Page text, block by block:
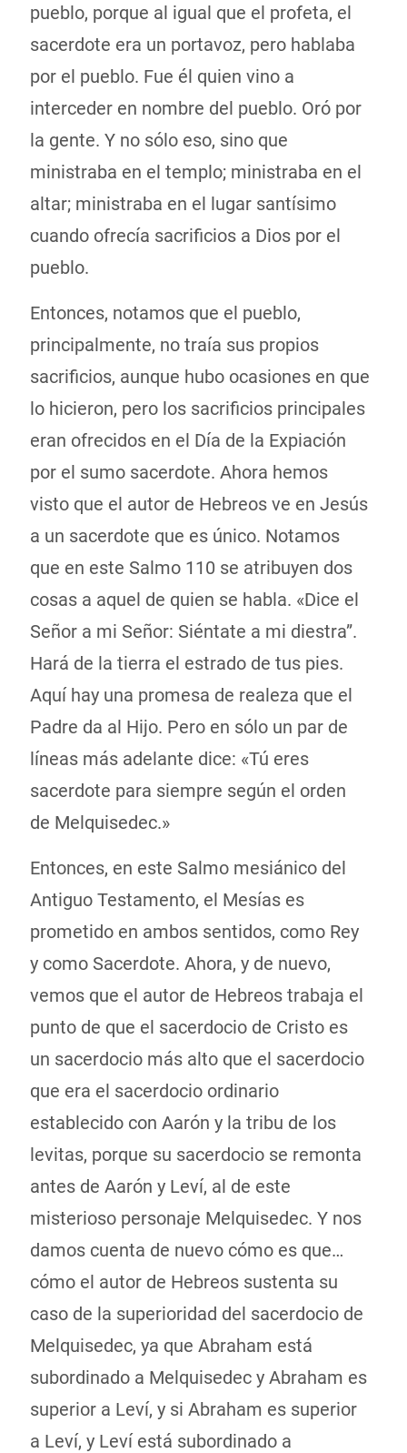
pueblo, porque al igual que el profeta, el
sacerdote era un portavoz, pero hablaba
por el pueblo. Fue él quien vino a
interceder en nombre del pueblo. Oró por
la gente. Y no sólo eso, sino que
ministraba en el templo; ministraba en el
altar; ministraba en el lugar santísimo
cuando ofrecía sacrificios a Dios por el
pueblo.
Entonces, notamos que el pueblo,
principalmente, no traía sus propios
sacrificios, aunque hubo ocasiones en que
lo hicieron, pero los sacrificios principales
eran ofrecidos en el Día de la Expiación
por el sumo sacerdote. Ahora hemos
visto que el autor de Hebreos ve en Jesús
a un sacerdote que es único. Notamos
que en este Salmo 110 se atribuyen dos
cosas a aquel de quien se habla. «Dice el
Señor a mi Señor: Siéntate a mi diestra”.
Hará de la tierra el estrado de tus pies.
Aquí hay una promesa de realeza que el
Padre da al Hijo. Pero en sólo un par de
líneas más adelante dice: «Tú eres
sacerdote para siempre según el orden
de Melquisedec.»
Entonces, en este Salmo mesiánico del
Antiguo Testamento, el Mesías es
prometido en ambos sentidos, como Rey
y como Sacerdote. Ahora, y de nuevo,
vemos que el autor de Hebreos trabaja el
punto de que el sacerdocio de Cristo es
un sacerdocio más alto que el sacerdocio
que era el sacerdocio ordinario
establecido con Aarón y la tribu de los
levitas, porque su sacerdocio se remonta
antes de Aarón y Leví, al de este
misterioso personaje Melquisedec. Y nos
damos cuenta de nuevo cómo es que…
cómo el autor de Hebreos sustenta su
caso de la superioridad del sacerdocio de
Melquisedec, ya que Abraham está
subordinado a Melquisedec y Abraham es
superior a Leví, y si Abraham es superior
a Leví, y Leví está subordinado a